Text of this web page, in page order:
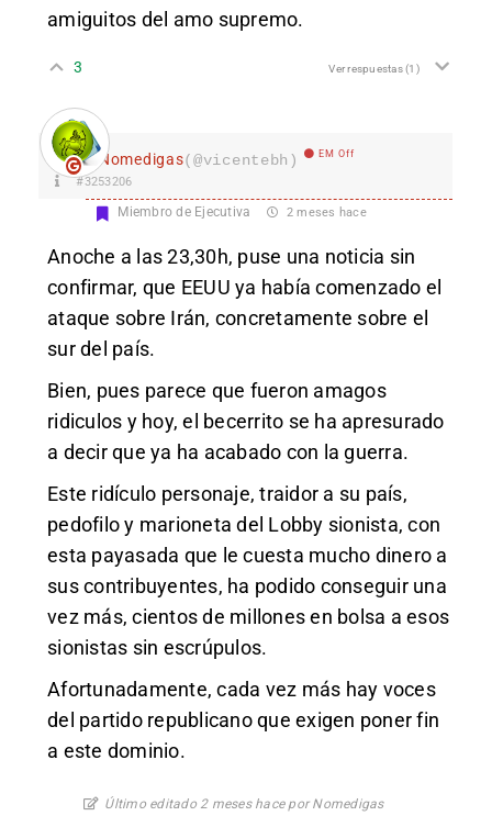
amiguitos del amo supremo.
3 Ver respuestas(1)
Nomedigas(@vicentebh) EM Off
#3253206
Miembro de Ejecutiva 2 meses hace
Anoche a las 23,30h, puse una noticia sin
confirmar, que EEUU ya había comenzado el
ataque sobre Irán, concretamente sobre el
sur del país.
Bien, pues parece que fueron amagos
ridiculos y hoy, el becerrito se ha apresurado
a decir que ya ha acabado con la guerra.
Este ridículo personaje, traidor a su país,
pedofilo y marioneta del Lobby sionista, con
esta payasada que le cuesta mucho dinero a
sus contribuyentes, ha podido conseguir una
vez más, cientos de millones en bolsa a esos
sionistas sin escrúpulos.
Afortunadamente, cada vez más hay voces
del partido republicano que exigen poner fin
a este dominio.
Último editado 2 meses hace por Nomedigas